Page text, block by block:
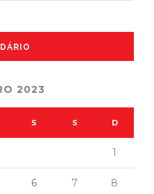
2023
S S D
1
6 7 8